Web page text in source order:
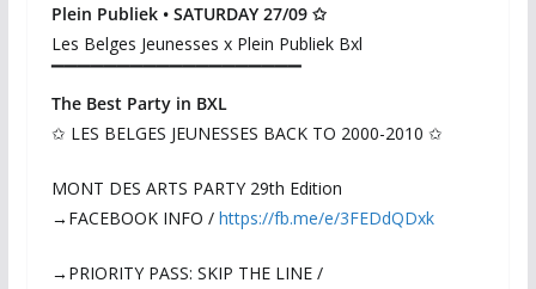
Plein Publiek •SATURDAY 27/09 ✩
Les Belges Jeunesses x Plein Publiek Bxl
▔▔▔▔▔▔▔▔▔▔▔▔▔▔▔▔▔▔▔
The Best Party in BXL
✩ LES BELGES JEUNESSES BACK TO 2000-2010 ✩
MONT DES ARTS PARTY 29th Edition
→FACEBOOK INFO / https://fb.me/e/3FEDdQDxk
→PRIORITY PASS: SKIP THE LINE /